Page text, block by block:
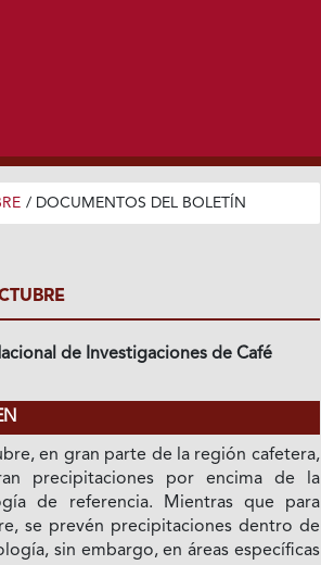
/ DOCUMENTOS DEL BOLETÍN
de Investigaciones de Café
en gran parte de la región cafetera,
precipitaciones por encima de la
de referencia. Mientras que para
se prevén precipitaciones dentro de
sin embargo, en áreas específicas